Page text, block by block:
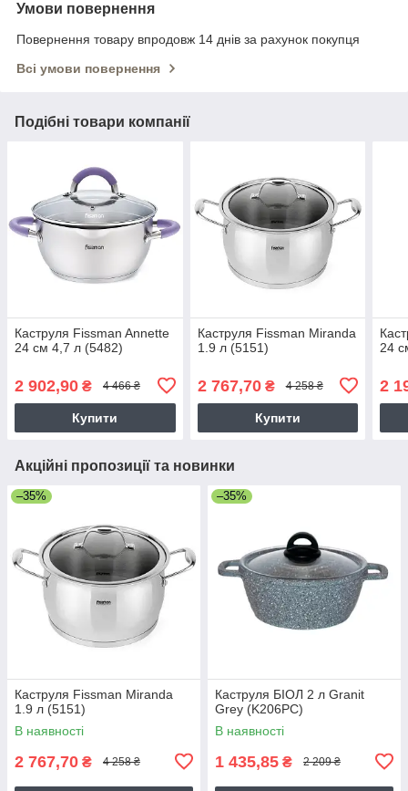
Умови повернення
Повернення товару впродовж 14 днів за рахунок покупця
Всі умови повернення
Подібні товари компанії
Каструля Fissman Annette
24 см 4,7 л (5482)
2 902,90 ₴ 4 466 ₴
Купити
Каструля Fissman Miranda
1.9 л (5151)
2 767,70₴ 4 258 ₴
Купити
24
2
Акційні пропозиції та новинки
–35%
Каструля Fissman Miranda
1.9 л (5151)
В наявності
2 767,70 ₴ 4 258 ₴
–35%
Каструля БІОЛ 2 л Granit
Grey (K206PC)
В наявності
1 435,85 ₴ 2 209 ₴